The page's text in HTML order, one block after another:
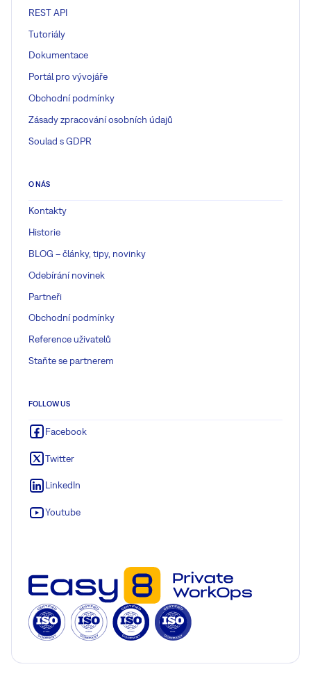
REST API
Tutoriály
Dokumentace
Portál pro vývojáře
Obchodní podmínky
Zásady zpracování osobních údajů
Soulad s GDPR
O NÁS
Kontakty
Historie
BLOG – články, tipy, novinky
Odebírání novinek
Partneři
Obchodní podmínky
Reference uživatelů
Staňte se partnerem
FOLLOW US
Facebook
Twitter
LinkedIn
Youtube